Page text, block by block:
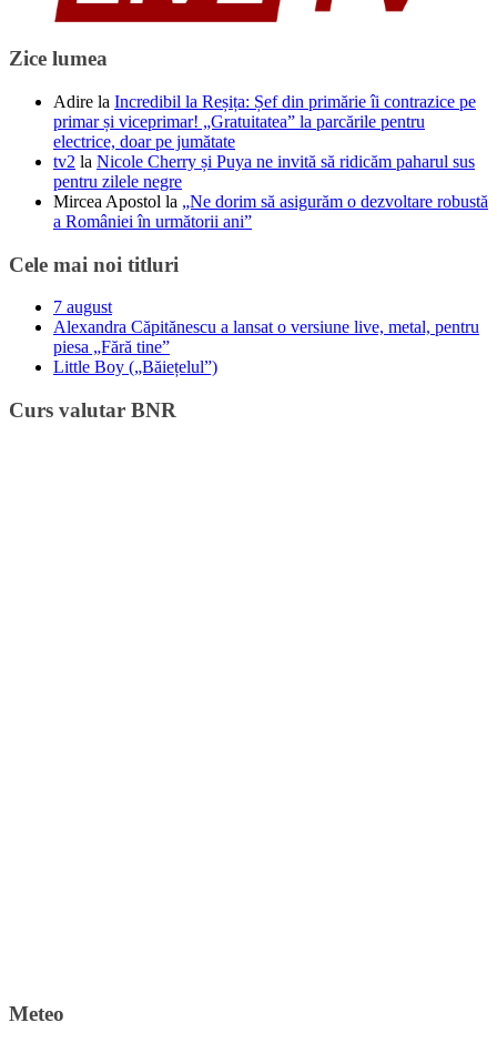
Zice lumea
Adire la Incredibil la Reșița: Șef din primărie îi contrazice pe
primar și viceprimar! „Gratuitatea” la parcările pentru
electrice, doar pe jumătate
tv2 la Nicole Cherry și Puya ne invită să ridicăm paharul sus
pentru zilele negre
Mircea Apostol la „Ne dorim să asigurăm o dezvoltare robustă
a României în următorii ani”
Cele mai noi titluri
7 august
Alexandra Căpitănescu a lansat o versiune live, metal, pentru
piesa „Fără tine”
Little Boy („Băiețelul”)
Curs valutar BNR
Meteo